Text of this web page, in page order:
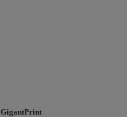
GigantPrint